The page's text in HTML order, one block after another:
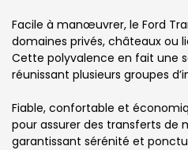
Facile à manœuvrer, le Ford
domaines privés, châteaux ou
Cette polyvalence en fait une
réunissant plusieurs groupes
Fiable, confortable et
pour assurer des transferts de
garantissant sérénité et